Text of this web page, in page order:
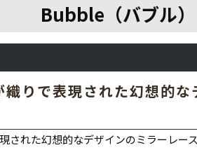
Bubble（バブル）
織りで表現された幻想的
された幻想的なデザインのミラーレース